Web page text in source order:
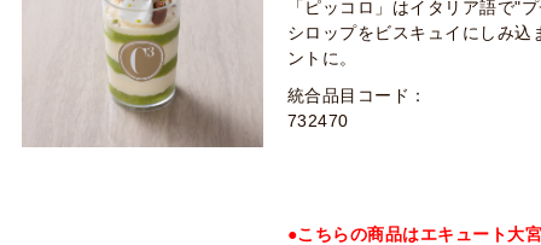
「ピッコロ」はイタリア語で"
シロップをビスキュイにしみ
ントに。
統合品目コード：
732470
●こちらの商品はエキュート大